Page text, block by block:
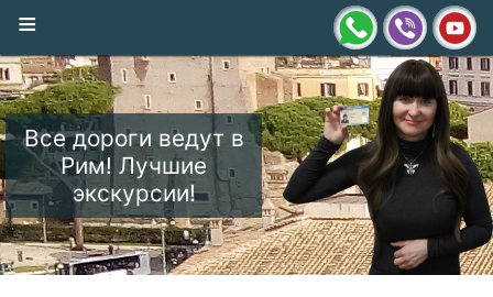
Все дороги ведут в
Рим! Лучшие
экскурсии!
≡